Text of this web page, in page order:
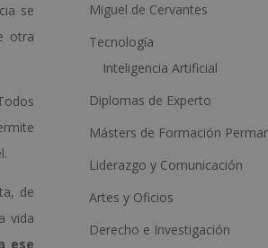
se
otra
de
vida
ese
Miguel de Cervantes
Tecnología
Inteligencia Artificial
Diplomas de Experto
Másters de Formación
Liderazgo y Comunicación
Artes y Oficios
Derecho e Investigación